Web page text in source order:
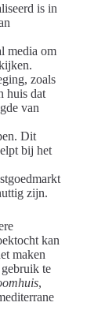
is in
media om
zoals
huis dat
van
Dit
bij het
zijn.
kan
maken
te
,